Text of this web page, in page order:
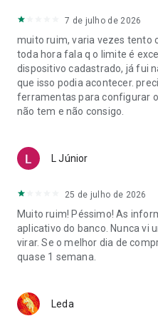
7 de julho de 2026
muito ruim, varia vezes tento
toda hora fala q o limite é
dispositivo cadastrado, já fui
que isso podia acontecer.
ferramentas para configurar
não tem e não consigo.
L Júnior
25 de julho de 2026
Muito ruim! Péssimo! As
aplicativo do banco. Nunca vi
virar. Se o melhor dia de
quase 1 semana.
Leda